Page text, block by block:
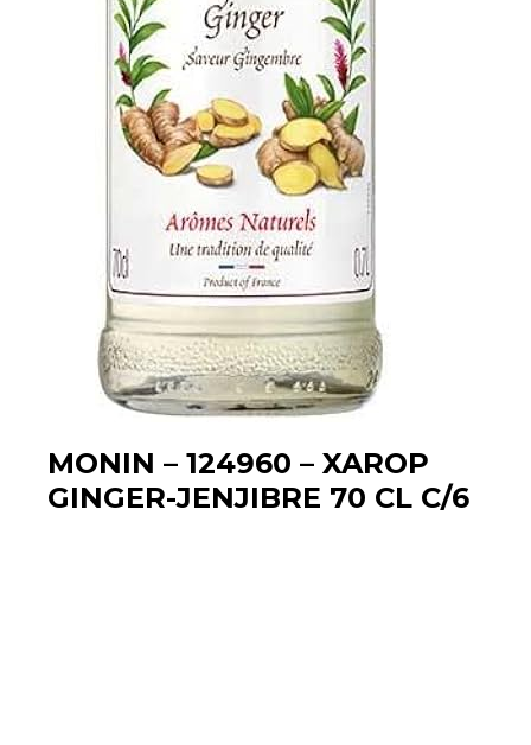
MONIN – 124960 – XAROP
GINGER-JENJIBRE 70 CL C/6